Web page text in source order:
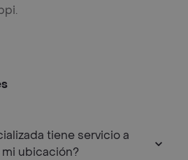
tiene servicio a
ubicación?